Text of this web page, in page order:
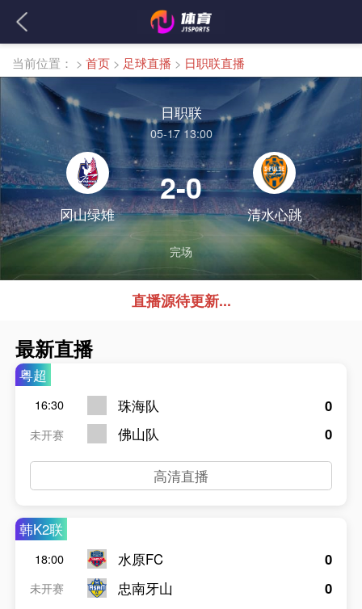
当前位置： > 首页 > 足球直播 > 日职联直播
日职联
05-17 13:00
冈山绿雉
2-0
清水心跳
完场
直播源待更新...
最新直播
粤超
16:30
未开赛
珠海队
佛山队
0
0
高清直播
韩K2联
18:00
未开赛
水原FC
忠南牙山
0
0